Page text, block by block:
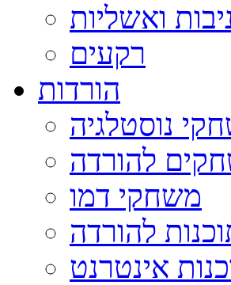
ואשליות
רקעים
הורדות
נוסטלגיה
להורדה
משחקי דמו
להורדה
אינטרנט